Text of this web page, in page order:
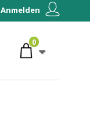
Anmelden
0